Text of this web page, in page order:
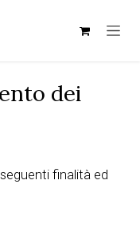
dei
finalità ed